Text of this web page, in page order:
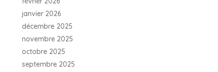
janvier 2026
décembre 2025
novembre 2025
octobre 2025
septembre 2025